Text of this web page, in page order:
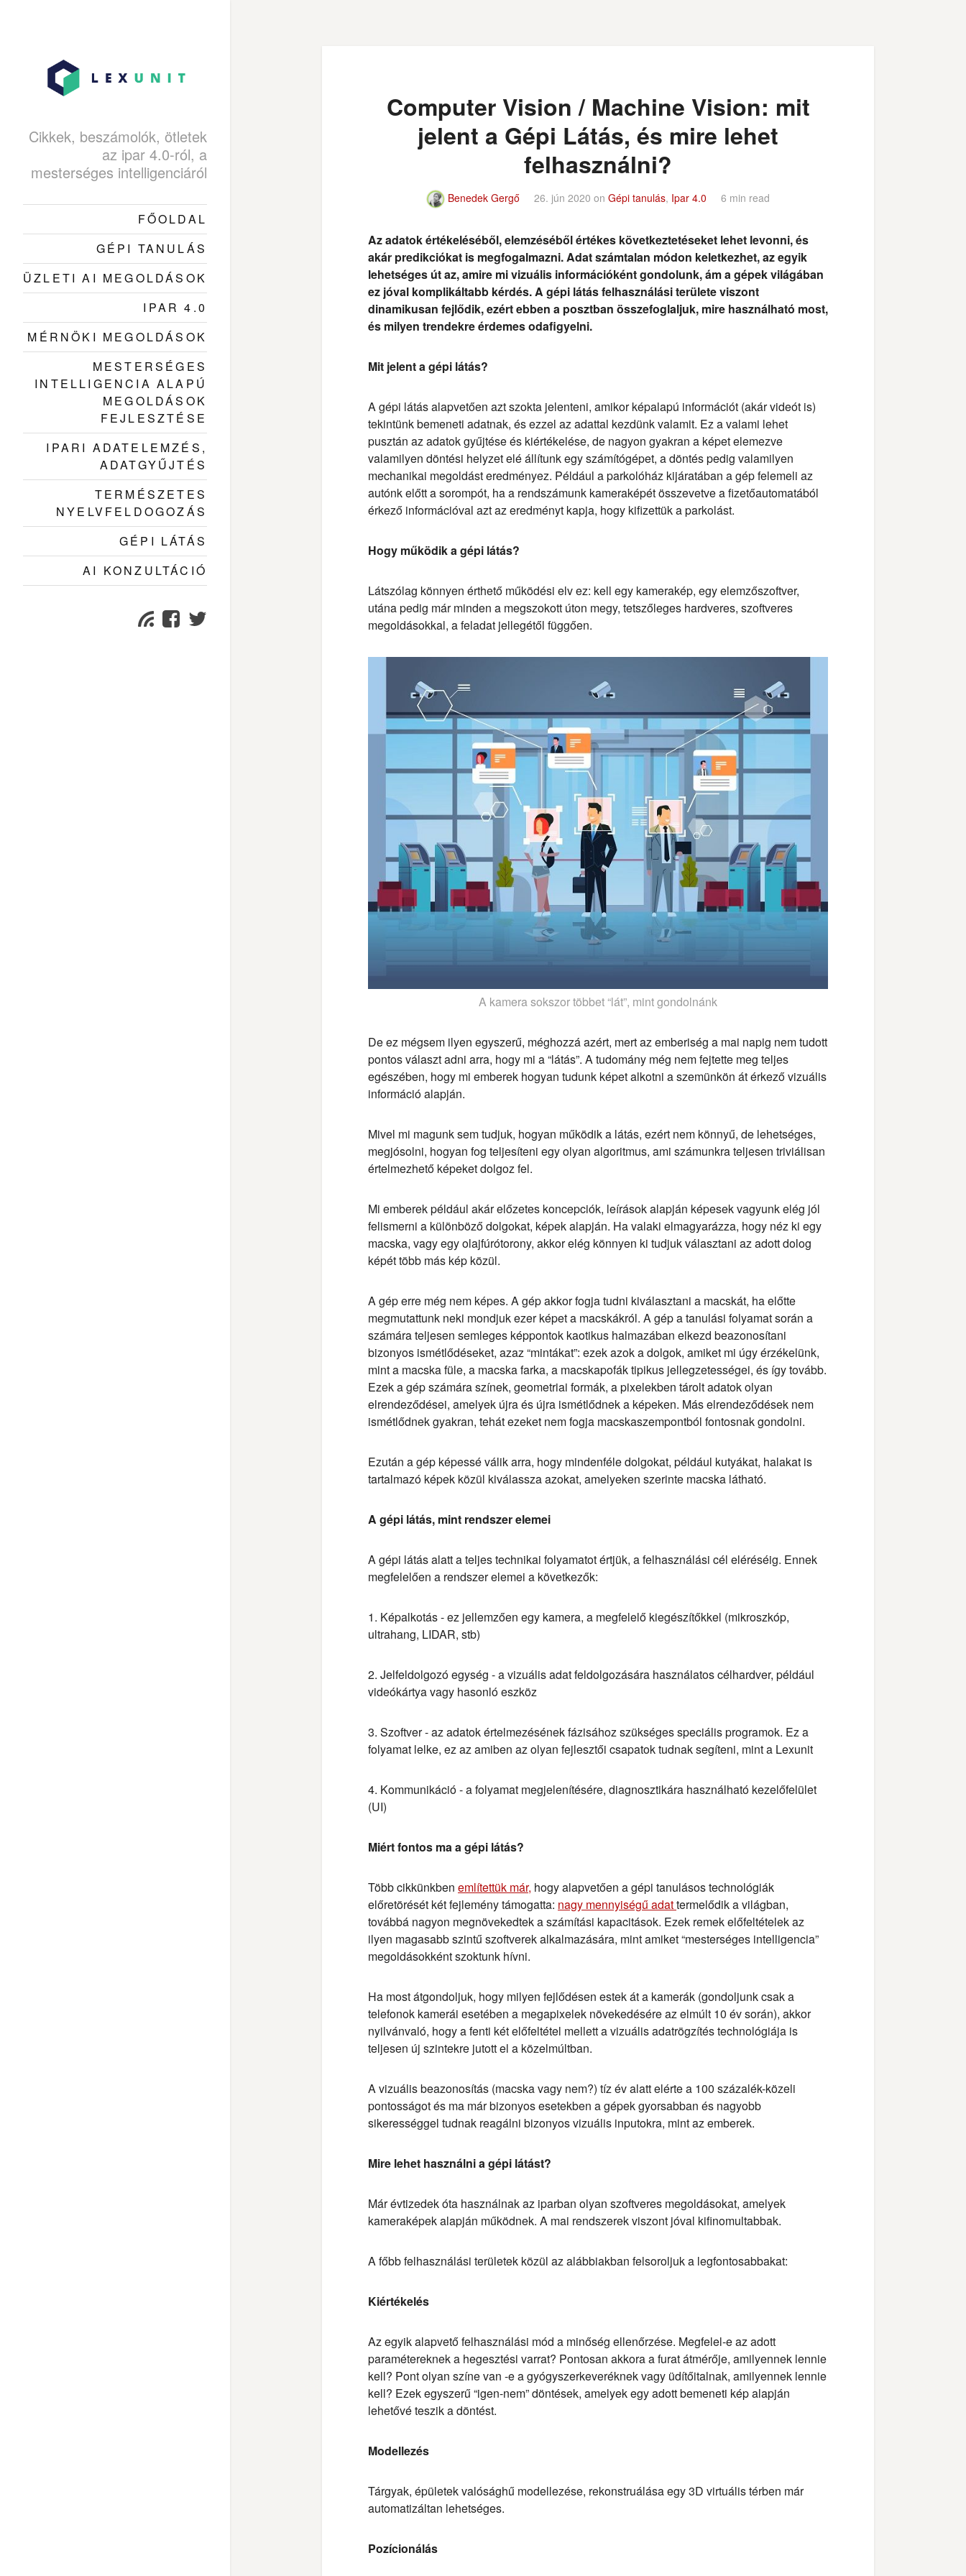
Cikkek, beszámolók, ötletek
az ipar 4.0-ról, a
mesterséges intelligenciáról
FŐOLDAL
GÉPI TANULÁS
ÜZLETI AI MEGOLDÁSOK
IPAR 4.0
MÉRNÖKI MEGOLDÁSOK
MESTERSÉGES
INTELLIGENCIA ALAPÚ
MEGOLDÁSOK
FEJLESZTÉSE
IPARI ADATELEMZÉS,
ADATGYŰJTÉS
TERMÉSZETES
NYELVFELDOGOZÁS
GÉPI LÁTÁS
AI KONZULTÁCIÓ
Subscribe
Facebook
Twitter
Computer Vision / Machine Vision: mit
jelent a Gépi Látás, és mire lehet
felhasználni?
Benedek Gergő 26. jún 2020 on Gépi tanulás, Ipar 4.0 6 min read
Az adatok értékeléséből, elemzéséből értékes következtetéseket lehet levonni, és
akár predikciókat is megfogalmazni. Adat számtalan módon keletkezhet, az egyik
lehetséges út az, amire mi vizuális információként gondolunk, ám a gépek világában
ez jóval komplikáltabb kérdés. A gépi látás felhasználási területe viszont
dinamikusan fejlődik, ezért ebben a posztban összefoglaljuk, mire használható most,
és milyen trendekre érdemes odafigyelni.
Mit jelent a gépi látás?
A gépi látás alapvetően azt szokta jelenteni, amikor képalapú információt (akár videót is)
tekintünk bemeneti adatnak, és ezzel az adattal kezdünk valamit. Ez a valami lehet
pusztán az adatok gyűjtése és kiértékelése, de nagyon gyakran a képet elemezve
valamilyen döntési helyzet elé állítunk egy számítógépet, a döntés pedig valamilyen
mechanikai megoldást eredményez. Például a parkolóház kijáratában a gép felemeli az
autónk előtt a sorompót, ha a rendszámunk kameraképét összevetve a fizetőautomatából
érkező információval azt az eredményt kapja, hogy kifizettük a parkolást.
Hogy működik a gépi látás?
Látszólag könnyen érthető működési elv ez: kell egy kamerakép, egy elemzőszoftver,
utána pedig már minden a megszokott úton megy, tetszőleges hardveres, szoftveres
megoldásokkal, a feladat jellegétől függően.
A kamera sokszor többet “lát”, mint gondolnánk
De ez mégsem ilyen egyszerű, méghozzá azért, mert az emberiség a mai napig nem tudott
pontos választ adni arra, hogy mi a “látás”. A tudomány még nem fejtette meg teljes
egészében, hogy mi emberek hogyan tudunk képet alkotni a szemünkön át érkező vizuális
információ alapján.
Mivel mi magunk sem tudjuk, hogyan működik a látás, ezért nem könnyű, de lehetséges,
megjósolni, hogyan fog teljesíteni egy olyan algoritmus, ami számunkra teljesen triviálisan
értelmezhető képeket dolgoz fel.
Mi emberek például akár előzetes koncepciók, leírások alapján képesek vagyunk elég jól
felismerni a különböző dolgokat, képek alapján. Ha valaki elmagyarázza, hogy néz ki egy
macska, vagy egy olajfúrótorony, akkor elég könnyen ki tudjuk választani az adott dolog
képét több más kép közül.
A gép erre még nem képes. A gép akkor fogja tudni kiválasztani a macskát, ha előtte
megmutattunk neki mondjuk ezer képet a macskákról. A gép a tanulási folyamat során a
számára teljesen semleges képpontok kaotikus halmazában elkezd beazonosítani
bizonyos ismétlődéseket, azaz “mintákat”: ezek azok a dolgok, amiket mi úgy érzékelünk,
mint a macska füle, a macska farka, a macskapofák tipikus jellegzetességei, és így tovább.
Ezek a gép számára színek, geometriai formák, a pixelekben tárolt adatok olyan
elrendeződései, amelyek újra és újra ismétlődnek a képeken. Más elrendeződések nem
ismétlődnek gyakran, tehát ezeket nem fogja macskaszempontból fontosnak gondolni.
Ezután a gép képessé válik arra, hogy mindenféle dolgokat, például kutyákat, halakat is
tartalmazó képek közül kiválassza azokat, amelyeken szerinte macska látható.
A gépi látás, mint rendszer elemei
A gépi látás alatt a teljes technikai folyamatot értjük, a felhasználási cél eléréséig. Ennek
megfelelően a rendszer elemei a következők:
1. Képalkotás - ez jellemzően egy kamera, a megfelelő kiegészítőkkel (mikroszkóp,
ultrahang, LIDAR, stb)
2. Jelfeldolgozó egység - a vizuális adat feldolgozására használatos célhardver, például
videókártya vagy hasonló eszköz
3. Szoftver - az adatok értelmezésének fázisához szükséges speciális programok. Ez a
folyamat lelke, ez az amiben az olyan fejlesztői csapatok tudnak segíteni, mint a Lexunit
4. Kommunikáció - a folyamat megjelenítésére, diagnosztikára használható kezelőfelület
(UI)
Miért fontos ma a gépi látás?
Több cikkünkben említettük már, hogy alapvetően a gépi tanulásos technológiák
előretörését két fejlemény támogatta: nagy mennyiségű adattermelődik a világban,
továbbá nagyon megnövekedtek a számítási kapacitások. Ezek remek előfeltételek az
ilyen magasabb szintű szoftverek alkalmazására, mint amiket “mesterséges intelligencia”
megoldásokként szoktunk hívni.
Ha most átgondoljuk, hogy milyen fejlődésen estek át a kamerák (gondoljunk csak a
telefonok kamerái esetében a megapixelek növekedésére az elmúlt 10 év során), akkor
nyilvánvaló, hogy a fenti két előfeltétel mellett a vizuális adatrögzítés technológiája is
teljesen új szintekre jutott el a közelmúltban.
A vizuális beazonosítás (macska vagy nem?) tíz év alatt elérte a 100 százalék-közeli
pontosságot és ma már bizonyos esetekben a gépek gyorsabban és nagyobb
sikerességgel tudnak reagálni bizonyos vizuális inputokra, mint az emberek.
Mire lehet használni a gépi látást?
Már évtizedek óta használnak az iparban olyan szoftveres megoldásokat, amelyek
kameraképek alapján működnek. A mai rendszerek viszont jóval kifinomultabbak.
A főbb felhasználási területek közül az alábbiakban felsoroljuk a legfontosabbakat:
Kiértékelés
Az egyik alapvető felhasználási mód a minőség ellenőrzése. Megfelel-e az adott
paramétereknek a hegesztési varrat? Pontosan akkora a furat átmérője, amilyennek lennie
kell? Pont olyan színe van -e a gyógyszerkeveréknek vagy üdítőitalnak, amilyennek lennie
kell? Ezek egyszerű “igen-nem” döntések, amelyek egy adott bemeneti kép alapján
lehetővé teszik a döntést.
Modellezés
Tárgyak, épületek valósághű modellezése, rekonstruálása egy 3D virtuális térben már
automatizáltan lehetséges.
Pozícionálás